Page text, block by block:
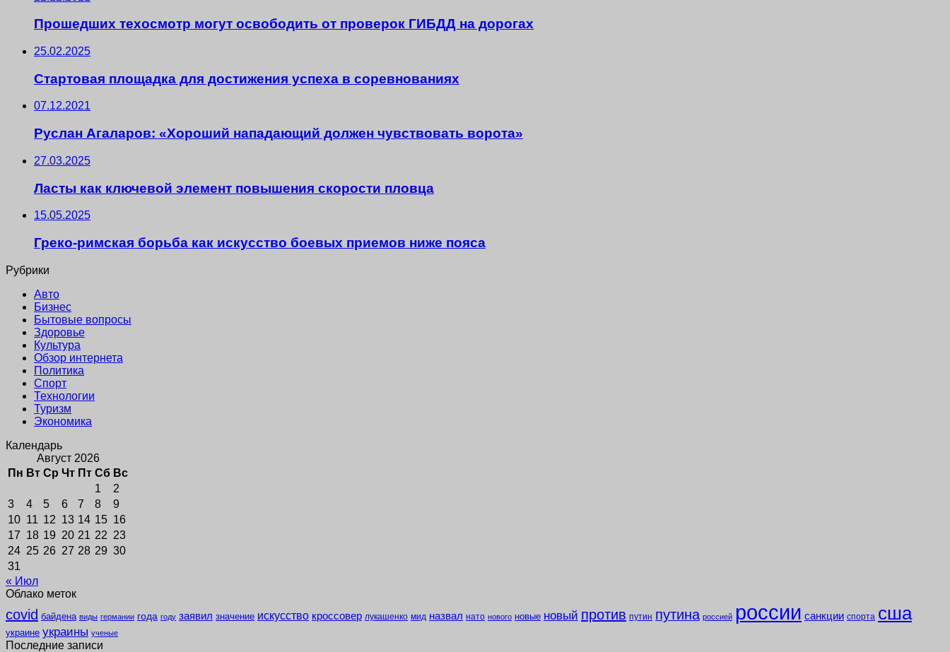
Прошедших техосмотр могут освободить от проверок ГИБДД на дорогах
25.02.2025
Стартовая площадка для достижения успеха в соревнованиях
07.12.2021
Руслан Агаларов: «Хороший нападающий должен чувствовать ворота»
27.03.2025
Ласты как ключевой элемент повышения скорости пловца
15.05.2025
Греко-римская борьба как искусство боевых приемов ниже пояса
Рубрики
Авто
Бизнес
Бытовые вопросы
Здоровье
Культура
Обзор интернета
Политика
Спорт
Технологии
Туризм
Экономика
Календарь
Август 2026
Пн Вт Ср Чт Пт Сб Вс
1
2
3
4 5 6 7 8
9
10 11 12 13 14 15 16
17 18 19 20 21 22 23
24 25 26 27 28 29 30
31
« Июл
Облако меток
covid байдена виды германии года году заявил значение искусство кроссовер лукашенко мид назвал нато нового новые новый против путин путина россией россии санкции спорта сша
украине украины ученые
Последние записи